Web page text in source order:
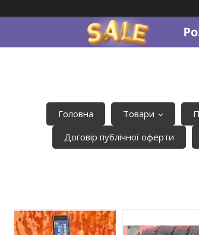
Головна Товари
Договір публічної оферти